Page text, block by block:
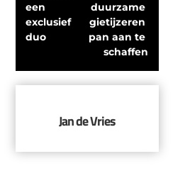
een
exclusief
duo
duurzame
gietijzeren
pan aan te
schaffen
Jan de Vries